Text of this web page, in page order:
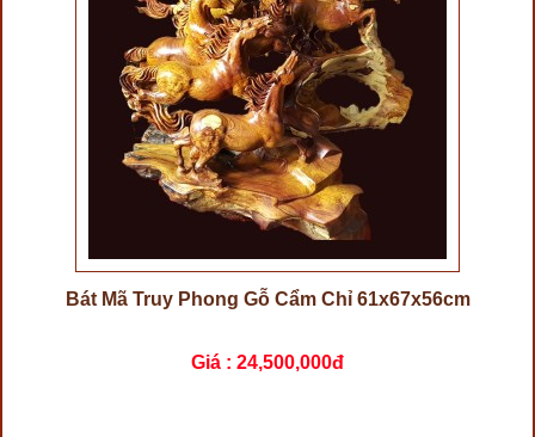
Bát Mã Truy Phong Gỗ Cẩm Chỉ 61x67x56cm
Giá : 24,500,000đ